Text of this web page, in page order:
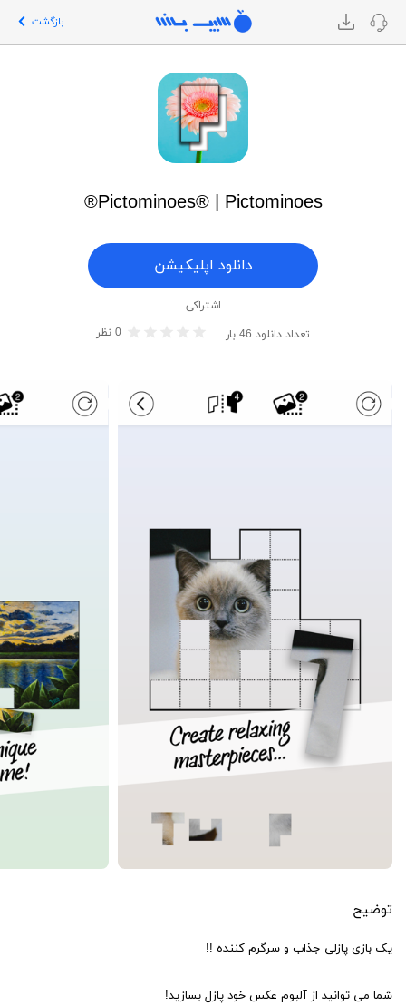
بازگشت
Pictominoes® | Pictominoes®
دانلود اپلیکیشن
اشتراکی
تعداد دانلود 46 بار 0 نظر
توضیح
یک بازی پازلی جذاب و سرگرم کننده !!
شما می توانید از آلبوم عکس خود پازل بسازید!